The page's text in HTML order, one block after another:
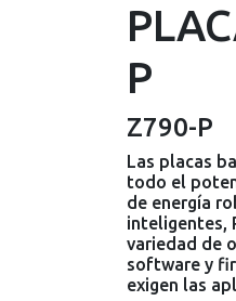
P
Z790-P
Las placas
todo el
de energía
inteligentes,
variedad de
software y
exigen las